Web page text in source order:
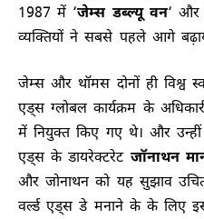
1987 में ‘जेम्स डब्ल्यू वन‘ और
व्यक्तियों ने सबसे पहले आगे
जेम्स और थॉमस दोनों ही विश्व
एड्स ग्लोबल कार्यक्रम के
में नियुक्त किए गए थे। और
एड्स के डायरेक्टरेट जॉनाथन
और जोनाथन को यह सुझाव
वर्ल्ड एड्स डे मनाने के के लिए